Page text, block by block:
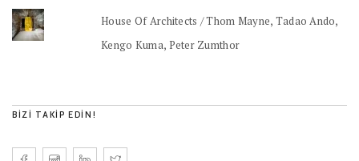
House Of Architects / Thom Mayne, Tadao Ando,
Kengo Kuma, Peter Zumthor
BIZI TAKIP EDIN!